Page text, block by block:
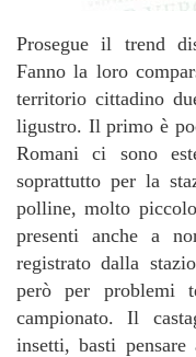
Prosegue il trend
Fanno la loro
territorio cittadino
ligustro. Il primo è
Romani ci sono
soprattutto per la
polline, molto
presenti anche a
registrato dalla
però per problemi
campionato. Il
insetti, basti